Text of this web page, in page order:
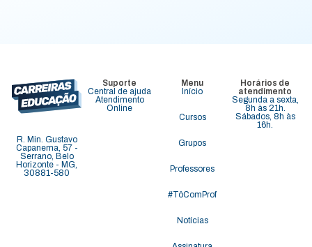
R. Min. Gustavo
Capanema, 57 -
Serrano, Belo
Horizonte - MG,
30881-580
Suporte
Central de ajuda
Atendimento
Online
Menu
Início
Cursos
Grupos
Professores
#TôComProf
Notícias
Horários de
atendimento
Segunda a sexta,
8h às 21h.
Sábados, 8h às
16h.